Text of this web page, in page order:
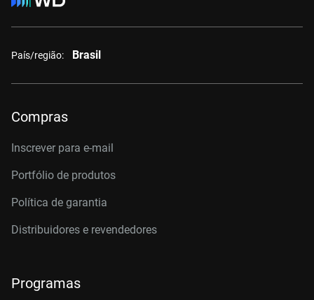
País/região: Brasil
Compras
Inscrever para e-mail
Portfólio de produtos
Política de garantia
Distribuidores e revendedores
Programas